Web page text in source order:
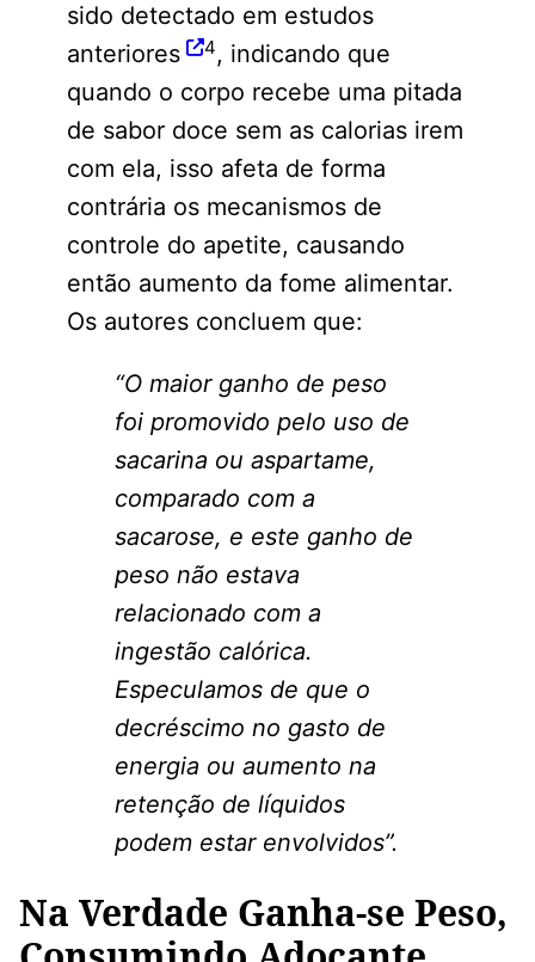
sido detectado em estudos
anteriores
4, indicando que
quando o corpo recebe uma pitada
de sabor doce sem as calorias irem
com ela, isso afeta de forma
contrária os mecanismos de
controle do apetite, causando
então aumento da fome alimentar.
Os autores concluem que:
“O maior ganho de peso
foi promovido pelo uso de
sacarina ou aspartame,
comparado com a
sacarose, e este ganho de
peso não estava
relacionado com a
ingestão calórica.
Especulamos de que o
decréscimo no gasto de
energia ou aumento na
retenção de líquidos
podem estar envolvidos”.
Na Verdade Ganha-se Peso,